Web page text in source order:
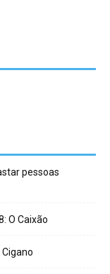
pessoas
O Caixão